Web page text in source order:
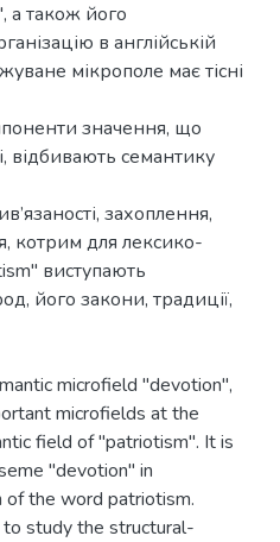
а також його
в англійській
мікрополе має тісні
значення, що
відбивають семантику
захоплення,
котрим для лексико-
виступають
його закони, традиції,
microfield "devotion",
microfields at the
field of "patriotism". It is
"devotion" in
of the word patriotism.
to study the structural-